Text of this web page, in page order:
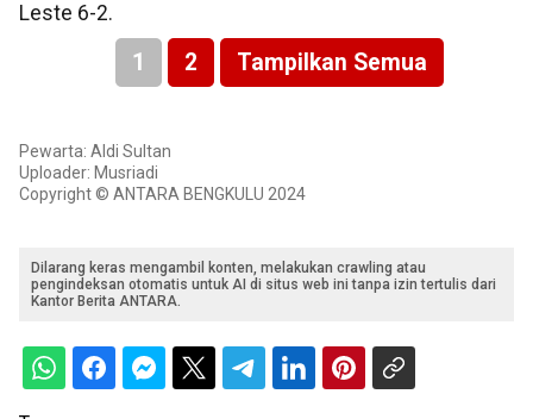
Leste 6-2.
1 2 Tampilkan Semua
Pewarta: Aldi Sultan
Uploader: Musriadi
Copyright © ANTARA BENGKULU 2024
Dilarang keras mengambil konten, melakukan crawling atau
pengindeksan otomatis untuk AI di situs web ini tanpa izin tertulis dari
Kantor Berita ANTARA.